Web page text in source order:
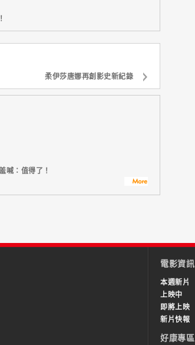
柔伊莎唐娜再創影史新紀錄
喊：值得了！
電影資訊
本週新片
上映中
即將上映
新片快報
好康專區